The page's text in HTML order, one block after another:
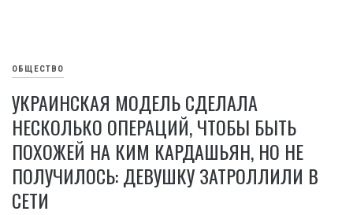
ОБЩЕСТВО
УКРАИНСКАЯ МОДЕЛЬ СДЕЛАЛА
НЕСКОЛЬКО ОПЕРАЦИЙ, ЧТОБЫ БЫТЬ
ПОХОЖЕЙ НА КИМ КАРДАШЬЯН, НО НЕ
ПОЛУЧИЛОСЬ: ДЕВУШКУ ЗАТРОЛЛИЛИ В
СЕТИ